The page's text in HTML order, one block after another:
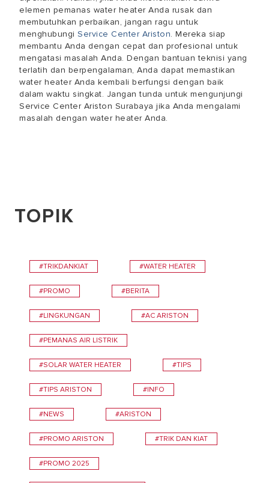
elemen pemanas water heater Anda rusak dan
membutuhkan perbaikan, jangan ragu untuk
menghubungi Service Center Ariston. Mereka siap
membantu Anda dengan cepat dan profesional untuk
mengatasi masalah Anda. Dengan bantuan teknisi yang
terlatih dan berpengalaman, Anda dapat memastikan
water heater Anda kembali berfungsi dengan baik
dalam waktu singkat. Jangan tunda untuk mengunjungi
Service Center Ariston Surabaya jika Anda mengalami
masalah dengan water heater Anda.
TOPIK
#TRIKDANKIAT #WATER HEATER
#PROMO #BERITA
#LINGKUNGAN #AC ARISTON
#PEMANAS AIR LISTRIK
#SOLAR WATER HEATER #TIPS
#TIPS ARISTON #INFO
#NEWS #ARISTON
#PROMO ARISTON #TRIK DAN KIAT
#PROMO 2025